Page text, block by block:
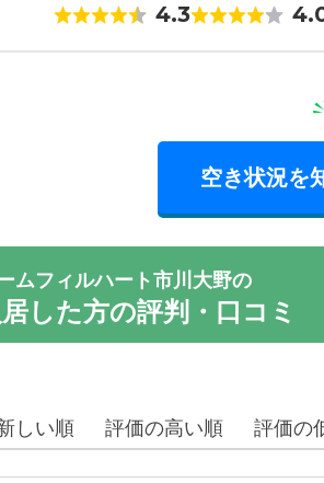
4.3
空き状況を
ムフィルハート市川大野の
した方の評判・口コミ
しい順 評価の高い順 評価の